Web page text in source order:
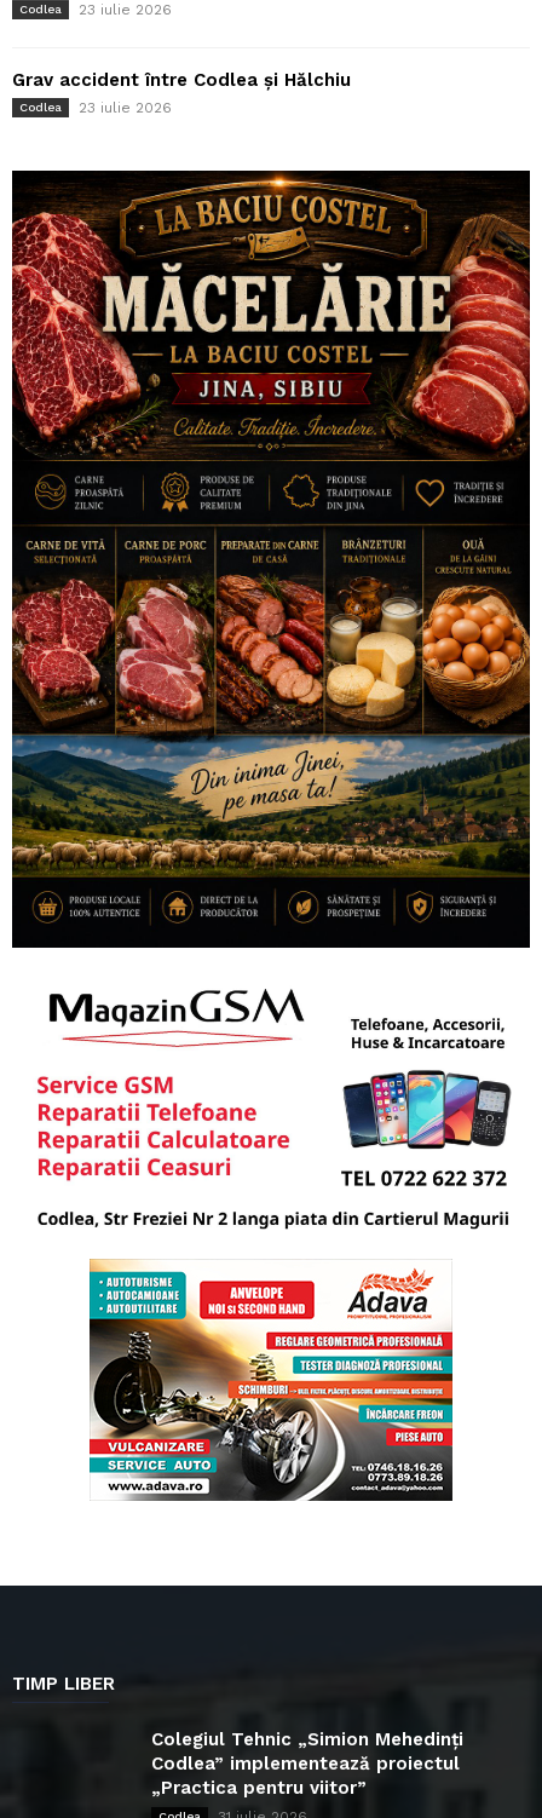
Codlea 23 iulie 2026
Grav accident între Codlea și Hălchiu
Codlea 23 iulie 2026
TIMP LIBER
Colegiul Tehnic „Simion Mehedinți
Codlea” implementează proiectul
„Practica pentru viitor”